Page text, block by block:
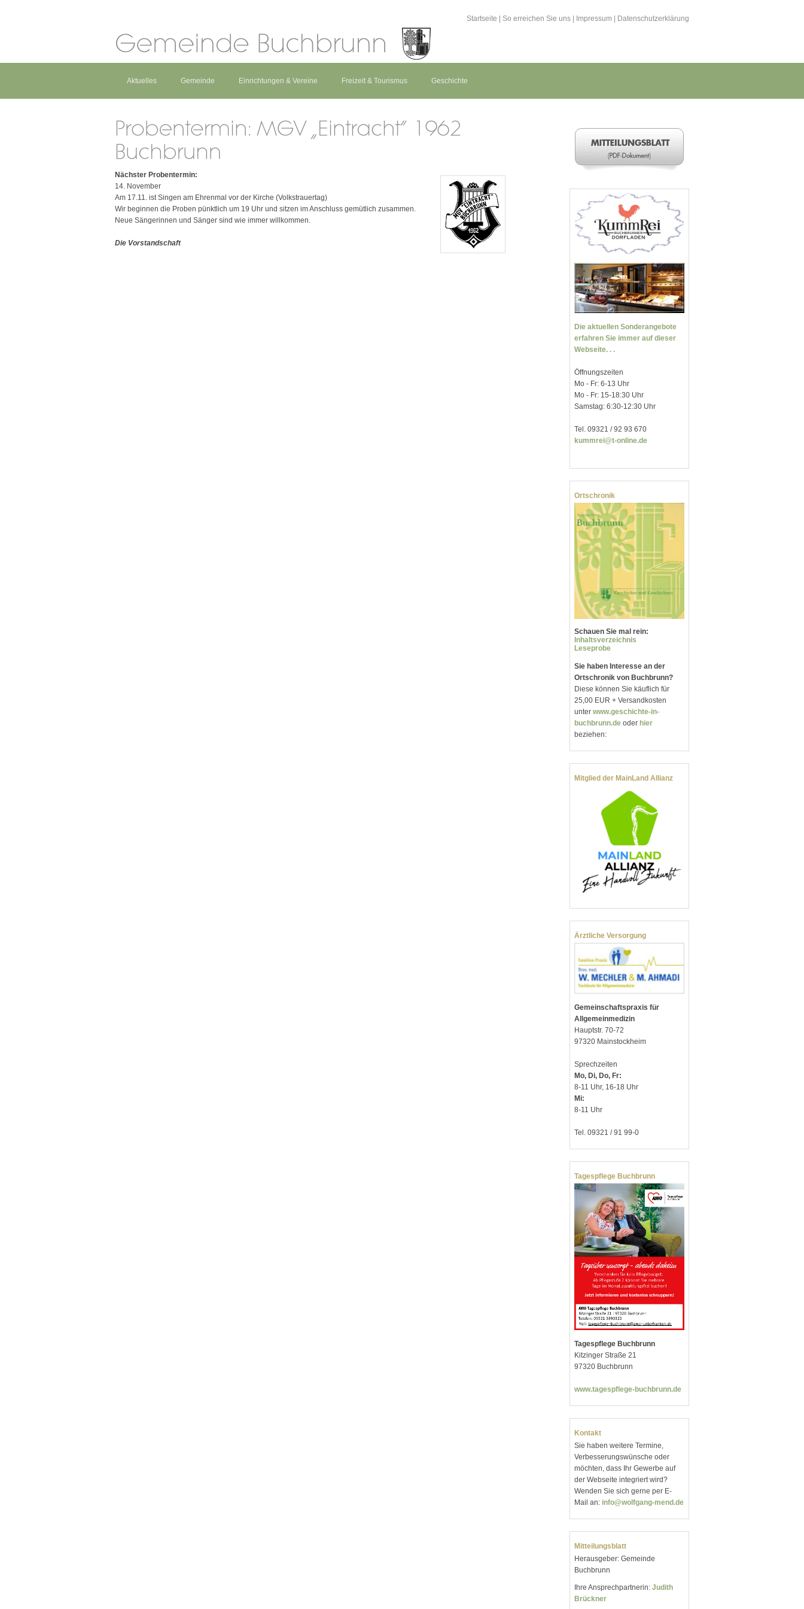
Startseite So erreichen Sie uns Impressum Datenschutzerklärung
Aktuelles Gemeinde Einrichtungen & Vereine Freizeit & Tourismus Geschichte
Nächster Probentermin:
14. November
Am 17.11. ist Singen am Ehrenmal vor der Kirche (Volkstrauertag)
Wir beginnen die Proben pünktlich um 19 Uhr und sitzen im Anschluss gemütlich zusammen.
Neue Sängerinnen und Sänger sind wie immer willkommen.
Die Vorstandschaft
Die aktuellen Sonderangebote
erfahren Sie immer auf dieser
Webseite. . .
Öffnungszeiten
Mo - Fr: 6-13 Uhr
Mo - Fr: 15-18:30 Uhr
Samstag: 6:30-12:30 Uhr
Tel. 09321 / 92 93 670
kummrei@t-online.de
Ortschronik
Schauen Sie mal rein:
Inhaltsverzeichnis
Leseprobe
Sie haben Interesse an der
Ortschronik von Buchbrunn?
Diese können Sie käuflich für
25,00 EUR + Versandkosten
unter www.geschichte-in-
buchbrunn.de oder hier
beziehen:
Mitglied der MainLand Allianz
Ärztliche Versorgung
Gemeinschaftspraxis für
Allgemeinmedizin
Hauptstr. 70-72
97320 Mainstockheim
Sprechzeiten
Mo, Di, Do, Fr:
8-11 Uhr, 16-18 Uhr
Mi:
8-11 Uhr
Tel. 09321 / 91 99-0
Tagespflege Buchbrunn
Tagespflege Buchbrunn
Kitzinger Straße 21
97320 Buchbrunn
www.tagespflege-buchbrunn.de
Kontakt
Sie haben weitere Termine,
Verbesserungswünsche oder
möchten, dass Ihr Gewerbe auf
der Webseite integriert wird?
Wenden Sie sich gerne per E-
Mail an: info@wolfgang-mend.de
Mitteilungsblatt
Herausgeber: Gemeinde
Buchbrunn
Ihre Ansprechpartnerin: Judith
Brückner